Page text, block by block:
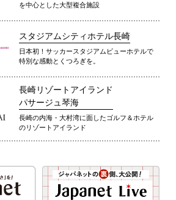
を中心とした大型複合施設
スタジアムシティホテル長崎
日本初！サッカースタジアムビューホテルで
特別な感動とくつろぎを。
長崎リゾートアイランド
パサージュ琴海
長崎の内海・大村湾に面したゴルフ＆ホテル
のリゾートアイランド